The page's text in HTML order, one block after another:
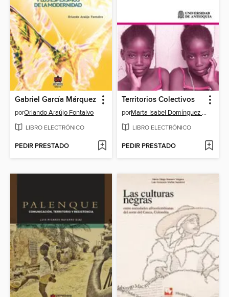
Gabriel García Márquez
porOrlando Araújo Fontalvo
LIBRO ELECTRÓNICO
PEDIR PRESTADO
Territorios Colectivos
por Marta Isabel Domínguez Mejía
LIBRO ELECTRÓNICO
PEDIR PRESTADO